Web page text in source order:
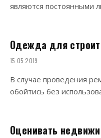
являются постоянными
Одежда для
15.05.2019
В случае проведения
обойтись без
Оценивать